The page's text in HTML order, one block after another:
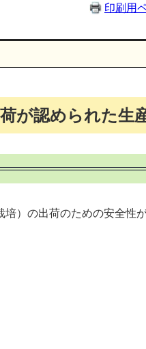
印刷用
が認められた生
）の出荷のための安全性が